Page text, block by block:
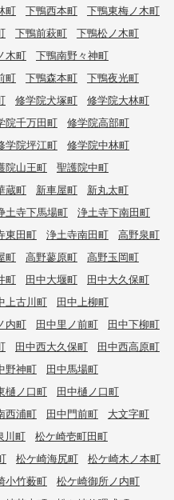
町 下鴨西本町
下鴨東梅ノ木町
下鴨前萩町
下鴨松ノ木町
木町
下鴨南野々神町
町 下鴨森本町
下鴨夜光町
修学院犬塚町
修学院大林町
院千万田町
修学院高部町
学院坪江町
修学院中林町
院山王町
聖護院中町
蔵町 新車屋町
新丸太町
土寺下馬場町
浄土寺下南田町
東田町 浄土寺南田町
高野泉町
町 高野蓼原町
高野玉岡町
町 田中大堰町
田中大久保町
上古川町
田中上柳町
内町 田中里ノ前町
田中下柳町
田中西大久保町
田中西高原町
野神町
田中馬場町
樋ノ口町
田中樋ノ口町
西浦町 田中門前町
大文字町
川町
松ケ崎壱町田町
松ケ崎海尻町
松ケ崎木ノ本町
小竹薮町
松ケ崎御所ノ内町